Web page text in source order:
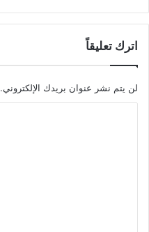
اترك تعليقاً
لن يتم نشر عنوان بريدك الإلكتروني.